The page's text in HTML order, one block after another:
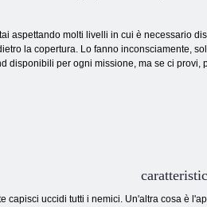
aspettando molti livelli in cui è necessario
la copertura. Lo fanno inconsciamente,
disponibili per ogni missione, ma se ci
capisci uccidi tutti i nemici. Un'altra cosa è